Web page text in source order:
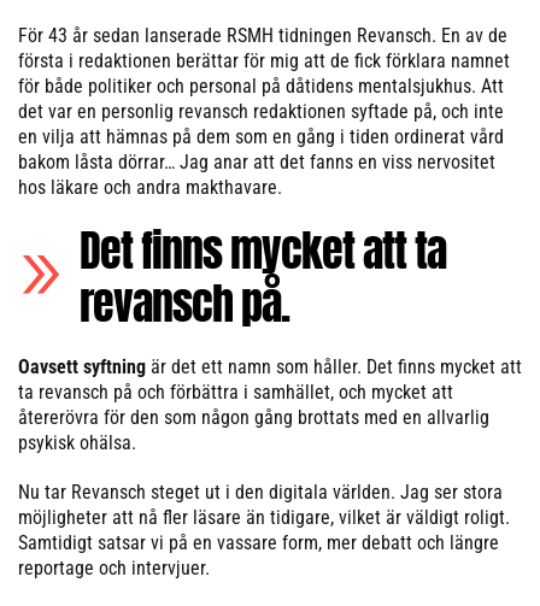
För 43 år sedan lanserade RSMH tidningen Revansch. En av de
första i redaktionen berättar för mig att de fick förklara namnet
för både politiker och personal på dåtidens mentalsjukhus. Att
det var en personlig revansch redaktionen syftade på, och inte
en vilja att hämnas på dem som en gång i tiden ordinerat vård
bakom låsta dörrar… Jag anar att det fanns en viss nervositet
hos läkare och andra makthavare.
Det finns mycket att ta
revansch på.
Oavsett syftning är det ett namn som håller. Det finns mycket att
ta revansch på och förbättra i samhället, och mycket att
återerövra för den som någon gång brottats med en allvarlig
psykisk ohälsa.
Nu tar Revansch steget ut i den digitala världen. Jag ser stora
möjligheter att nå fler läsare än tidigare, vilket är väldigt roligt.
Samtidigt satsar vi på en vassare form, mer debatt och längre
reportage och intervjuer.